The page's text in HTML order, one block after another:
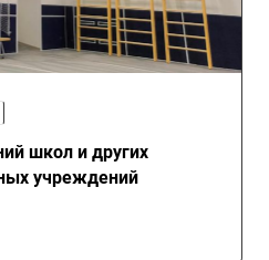
школ и других
учреждений